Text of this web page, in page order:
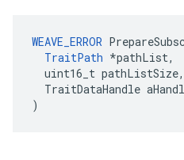
WEAVE_ERROR
TraitPath *pathList,
  uint16_t pathListSize,
TraitDataHandle
)